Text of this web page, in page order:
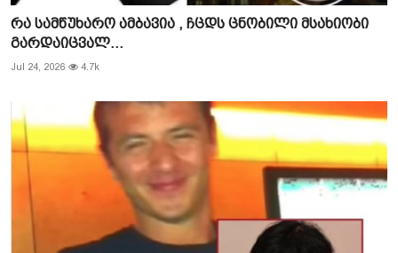
რა სამწუხარო ამბავია , ჩცდს ცნობილი მსახიობი
გარდაიცვალ...
Jul 24, 2026 4.7k